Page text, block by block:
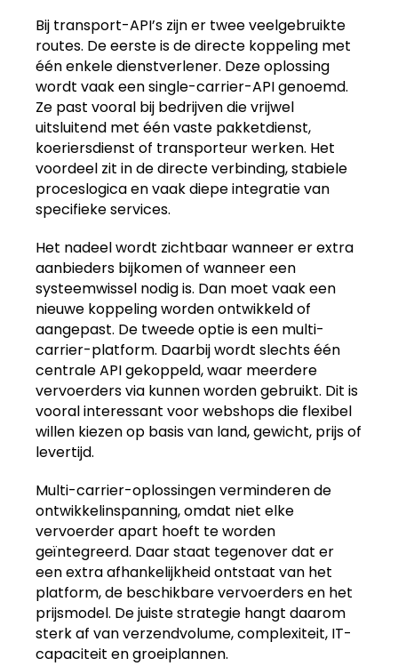
Bij transport-API’s zijn er twee veelgebruikte
routes. De eerste is de directe koppeling met
één enkele dienstverlener. Deze oplossing
wordt vaak een single-carrier-API genoemd.
Ze past vooral bij bedrijven die vrijwel
uitsluitend met één vaste pakketdienst,
koeriersdienst of transporteur werken. Het
voordeel zit in de directe verbinding, stabiele
proceslogica en vaak diepe integratie van
specifieke services.
Het nadeel wordt zichtbaar wanneer er extra
aanbieders bijkomen of wanneer een
systeemwissel nodig is. Dan moet vaak een
nieuwe koppeling worden ontwikkeld of
aangepast. De tweede optie is een multi-
carrier-platform. Daarbij wordt slechts één
centrale API gekoppeld, waar meerdere
vervoerders via kunnen worden gebruikt. Dit is
vooral interessant voor webshops die flexibel
willen kiezen op basis van land, gewicht, prijs of
levertijd.
Multi-carrier-oplossingen verminderen de
ontwikkelinspanning, omdat niet elke
vervoerder apart hoeft te worden
geïntegreerd. Daar staat tegenover dat er
een extra afhankelijkheid ontstaat van het
platform, de beschikbare vervoerders en het
prijsmodel. De juiste strategie hangt daarom
sterk af van verzendvolume, complexiteit, IT-
capaciteit en groeiplannen.